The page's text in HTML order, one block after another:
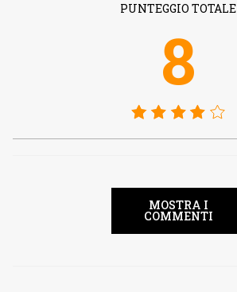
PUNTEGGIO TOTALE
8
MOSTRA I
COMMENTI